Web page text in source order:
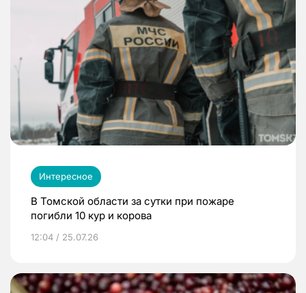
Интересное
В Томской области за сутки при пожаре
погибли 10 кур и корова
12:04 / 25.07.26